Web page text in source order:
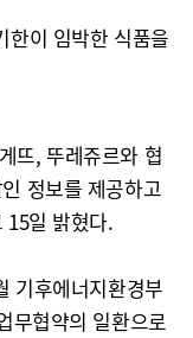
한이 임박한 식품을
뜨, 뚜레쥬르와 협
정보를 제공하고
15일 밝혔다.
기후에너지환경부
무협약의 일환으로